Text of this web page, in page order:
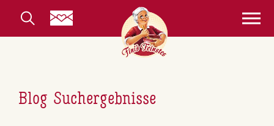
Blog Suchergebnisse